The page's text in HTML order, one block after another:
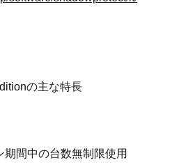
の主な特長
期間中の台数無制限使用